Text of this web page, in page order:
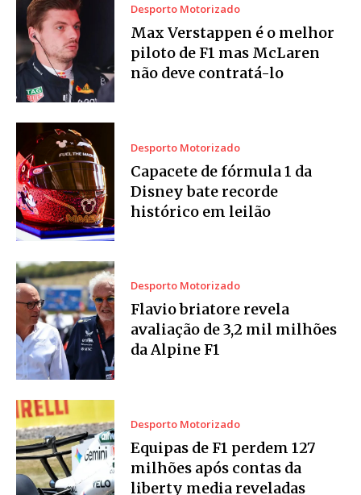
Desporto Motorizado
Max Verstappen é o melhor
piloto de F1 mas McLaren
não deve contratá-lo
Desporto Motorizado
Capacete de fórmula 1 da
Disney bate recorde
histórico em leilão
Desporto Motorizado
Flavio briatore revela
avaliação de 3,2 mil milhões
da Alpine F1
Desporto Motorizado
Equipas de F1 perdem 127
milhões após contas da
liberty media reveladas